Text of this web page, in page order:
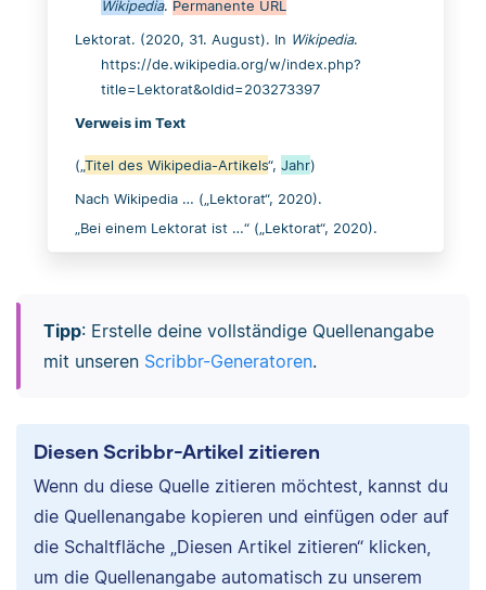
Wikipedia. Permanente URL
Lektorat. (2020, 31. August). In Wikipedia.
https://de.wikipedia.org/w/index.php?
title=Lektorat&oldid=203273397
Verweis im Text
(„ Titel des Wikipedia-Artikels“, Jahr)
Nach Wikipedia … („Lektorat“, 2020).
„Bei einem Lektorat ist …“ („Lektorat“, 2020).
Tipp: Erstelle deine vollständige Quellenangabe
mit unseren Scribbr-Generatoren.
Diesen Scribbr-Artikel zitieren
Wenn du diese Quelle zitieren möchtest, kannst du
die Quellenangabe kopieren und einfügen oder auf
die Schaltfläche „Diesen Artikel zitieren“ klicken,
um die Quellenangabe automatisch zu unserem